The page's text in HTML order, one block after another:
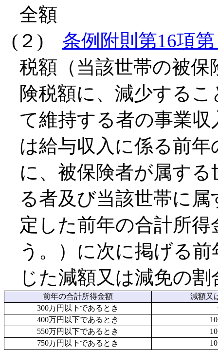
全額
(２) 条例附則第16項
税額（当該世帯の被
険税額に、減少する
て維持する者の事業
は給与収入に係る前
に、被保険者が属す
る者及び当該世帯に
定した前年の合計所
う。）に次に掲げる
じた減額又は減免の
前年の合計所得金額
減額又
300万円以下であるとき
400万円以下であるとき
550万円以下であるとき
750万円以下であるとき